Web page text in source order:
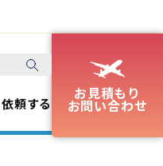
依頼する
お見積もり
お問い合わせ